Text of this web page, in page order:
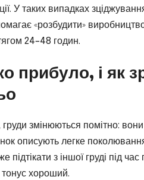
У таких випадках
«розбудити»
24–48 годин.
прибуло, і як
змінюються помітно:
описують легке
з іншої груді під
тонус хороший.